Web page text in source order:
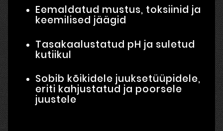
Eemaldatud mustus, toksiinid ja
keemilised jäägid
Tasakaalustatud pH ja suletud
kutiikul
Sobib kõikidele juuksetüüpidele,
eriti kahjustatud ja poorsele
juustele